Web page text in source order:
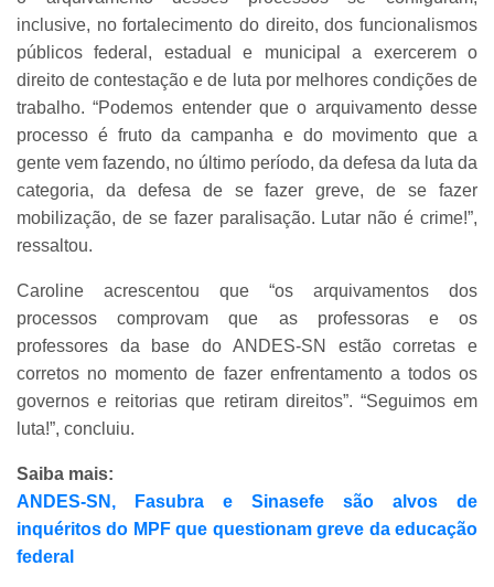
inclusive, no fortalecimento do direito, dos funcionalismos
públicos federal, estadual e municipal a exercerem o
direito de contestação e de luta por melhores condições de
trabalho. “Podemos entender que o arquivamento desse
processo é fruto da campanha e do movimento que a
gente vem fazendo, no último período, da defesa da luta da
categoria, da defesa de se fazer greve, de se fazer
mobilização, de se fazer paralisação. Lutar não é crime!”,
ressaltou.
Caroline acrescentou que “os arquivamentos dos
processos comprovam que as professoras e os
professores da base do ANDES-SN estão corretas e
corretos no momento de fazer enfrentamento a todos os
governos e reitorias que retiram direitos”. “Seguimos em
luta!”, concluiu.
Saiba mais:
ANDES-SN, Fasubra e Sinasefe são alvos de
inquéritos do MPF que questionam greve da educação
federal